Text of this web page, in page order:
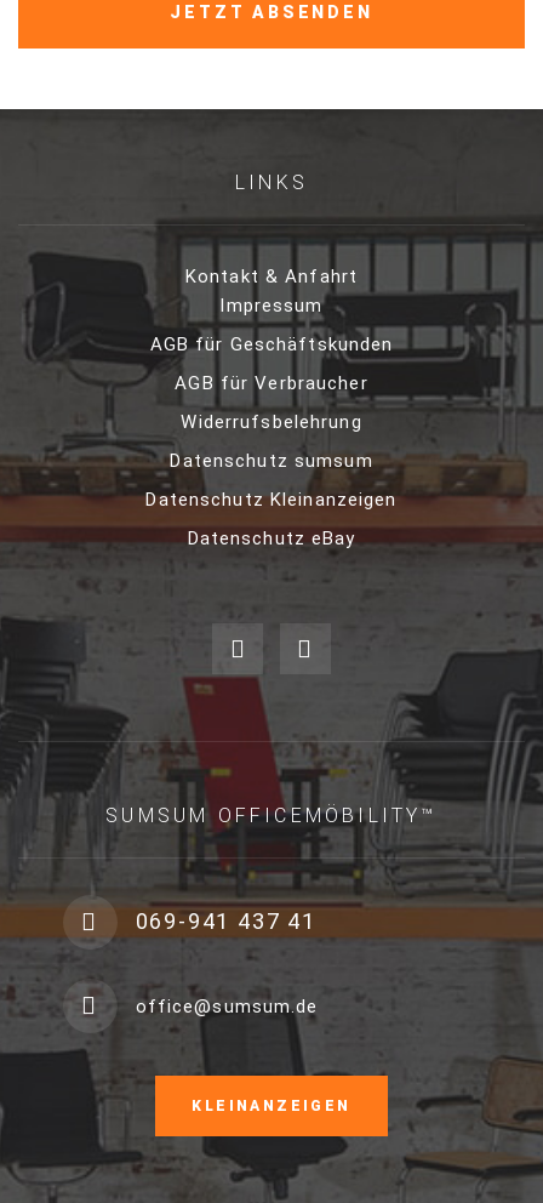
JETZT ABSENDEN
LINKS
Kontakt & Anfahrt
Impressum
AGB für Geschäftskunden
AGB für Verbraucher
Widerrufsbelehrung
Datenschutz sumsum
Datenschutz Kleinanzeigen
Datenschutz eBay
SUMSUM OFFICEMÖBILITY™
069-941 437 41
office@sumsum.de
KLEINANZEIGEN